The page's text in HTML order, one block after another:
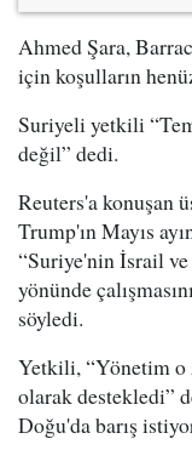
Ahmed Şara,
için koşulların
Suriyeli yetkili
değil” dedi.
Reuters'a konuşan
Trump'ın Mayıs
“Suriye'nin İsrail ve
yönünde
söyledi.
Yetkili, “Yönetim o
olarak destekledi”
Doğu'da barış